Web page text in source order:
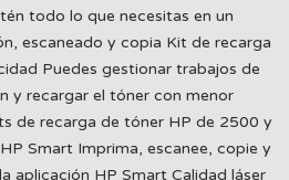
todo lo que necesitas en un
escaneado y copia Kit de recarga
Puedes gestionar trabajos de
y recargar el tóner con menor
de recarga de tóner HP de 2500 y
Smart Imprima, escanee, copie y
aplicación HP Smart Calidad láser